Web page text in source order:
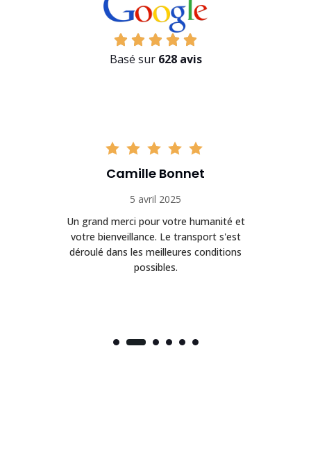
Basé sur 628 avis
Camille Bonnet
5 avril 2025
Un grand merci pour votre humanité et
votre bienveillance. Le transport s'est
déroulé dans les meilleures conditions
possibles.